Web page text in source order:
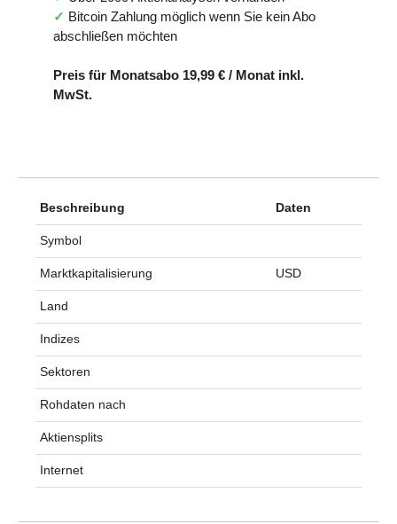
✓ Bitcoin Zahlung möglich wenn Sie kein Abo
abschließen möchten
Preis für Monatsabo 19,99 € / Monat inkl.
MwSt.
Beschreibung Daten
Symbol
Marktkapitalisierung USD
Land
Indizes
Sektoren
Rohdaten nach
Aktiensplits
Internet